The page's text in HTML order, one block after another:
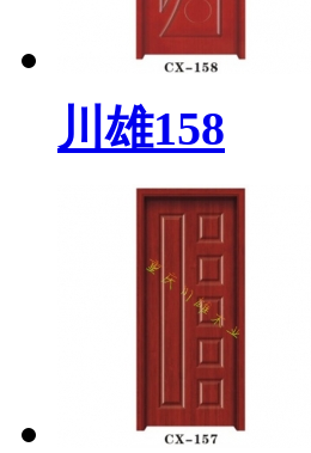
川雄158